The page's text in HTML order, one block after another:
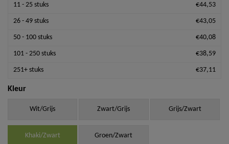
11 - 25 stuks €44,53
26 - 49 stuks €43,05
50 - 100 stuks €40,08
101 - 250 stuks €38,59
251+ stuks €37,11
Kleur
Wit/Grijs Zwart/Grijs Grijs/Zwart
Khaki/Zwart Groen/Zwart